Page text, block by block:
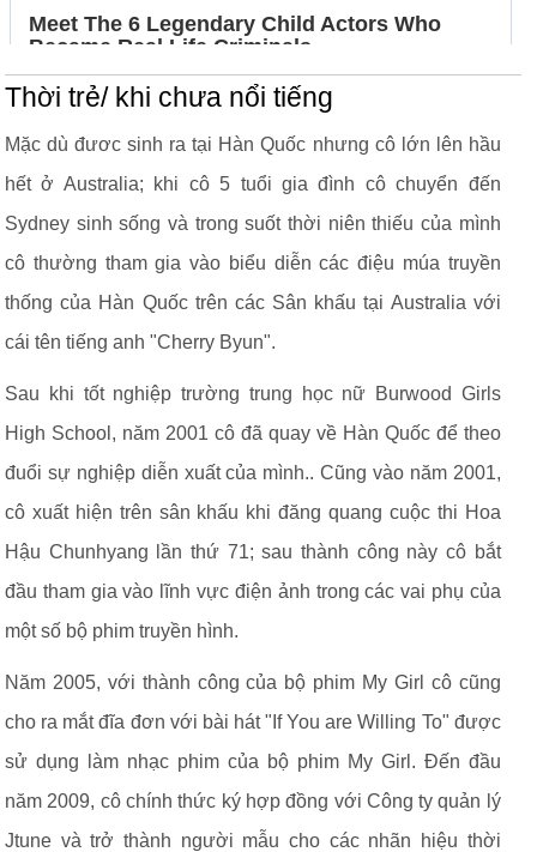
Thời trẻ/ khi chưa nổi tiếng
Mặc dù đươc sinh ra tại Hàn Quốc nhưng cô lớn lên hầu
hết ở Australia; khi cô 5 tuổi gia đình cô chuyển đến
Sydney sinh sống và trong suốt thời niên thiếu của mình
cô thường tham gia vào biểu diễn các điệu múa truyền
thống của Hàn Quốc trên các Sân khấu tại Australia với
cái tên tiếng anh "Cherry Byun".
Sau khi tốt nghiệp trường trung học nữ Burwood Girls
High School, năm 2001 cô đã quay về Hàn Quốc để theo
đuổi sự nghiệp diễn xuất của mình.. Cũng vào năm 2001,
cô xuất hiện trên sân khấu khi đăng quang cuộc thi Hoa
Hậu Chunhyang lần thứ 71; sau thành công này cô bắt
đầu tham gia vào lĩnh vực điện ảnh trong các vai phụ của
một số bộ phim truyền hình.
Năm 2005, với thành công của bộ phim My Girl cô cũng
cho ra mắt đĩa đơn với bài hát "If You are Willing To" được
sử dụng làm nhạc phim của bộ phim My Girl. Đến đầu
năm 2009, cô chính thức ký hợp đồng với Công ty quản lý
Jtune và trở thành người mẫu cho các nhãn hiệu thời